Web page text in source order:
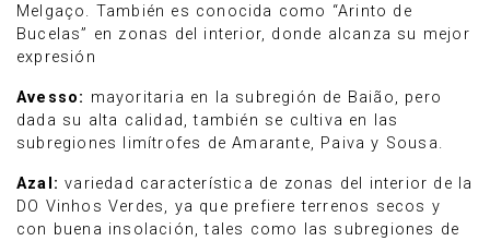
Melgaço. También es conocida como “Arinto de
Bucelas” en zonas del interior, donde alcanza su mejor
expresión
Avesso: mayoritaria en la subregión de Baião, pero
dada su alta calidad, también se cultiva en las
subregiones limítrofes de Amarante, Paiva y Sousa.
Azal: variedad característica de zonas del interior de la
DO Vinhos Verdes, ya que prefiere terrenos secos y
con buena insolación, tales como las subregiones de